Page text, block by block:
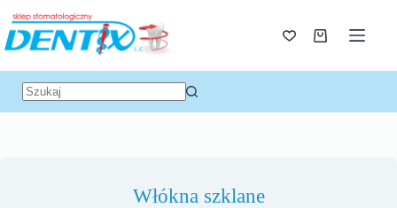
Włókna szklane